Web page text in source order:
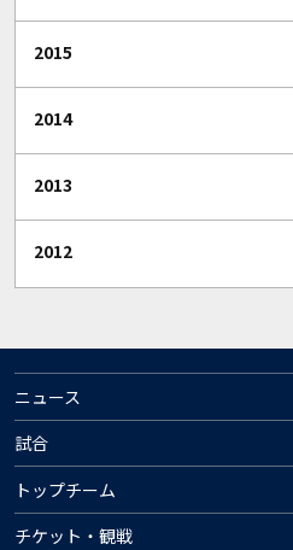
2015
2014
2013
2012
ニュース
試合
トップチーム
チケット・観戦